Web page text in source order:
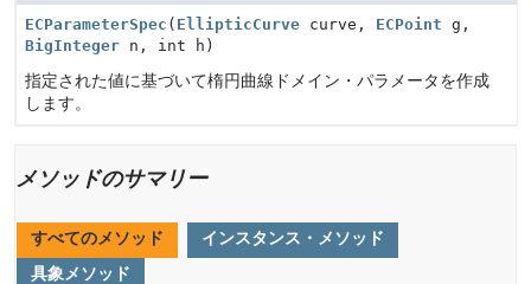
ECParameterSpec ( EllipticCurve curve, ECPoint g,
BigInteger n, int h)
指定された値に基づいて楕円曲線ドメイン・パラメータを作成
します。
メソッドのサマリー
すべてのメソッド
インスタンス・メソッド
具象メソッド